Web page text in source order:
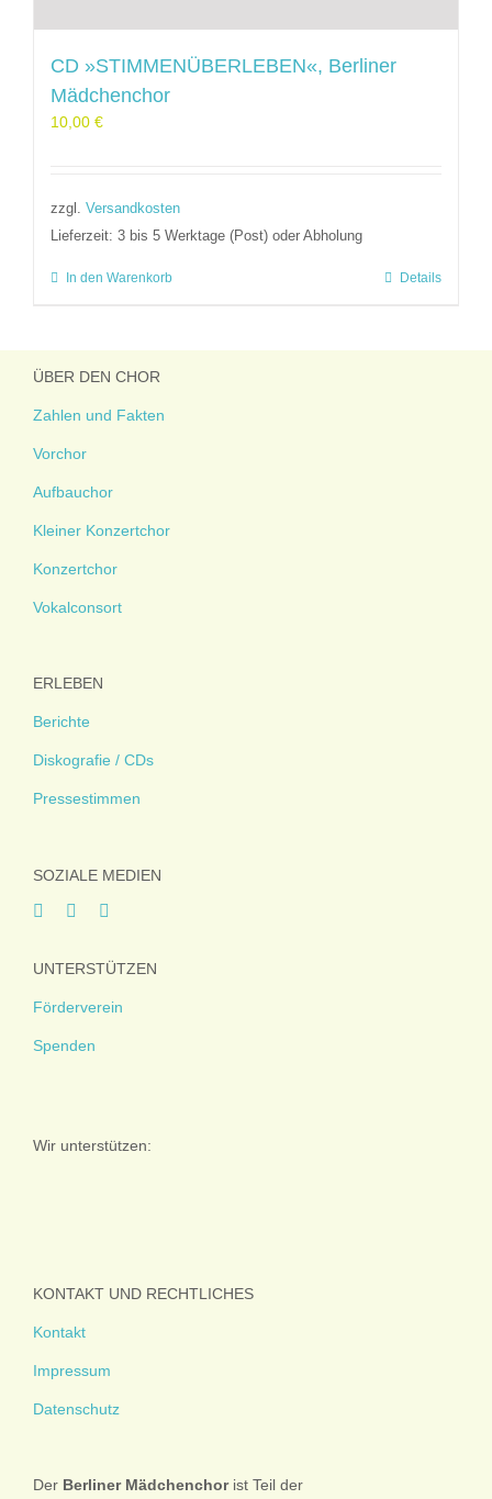
CD »STIMMENÜBERLEBEN«, Berliner
Mädchenchor
10,00 €
zzgl. Versandkosten
Lieferzeit: 3 bis 5 Werktage (Post) oder Abholung
In den Warenkorb Details
ÜBER DEN CHOR
Zahlen und Fakten
Vorchor
Aufbauchor
Kleiner Konzertchor
Konzertchor
Vokalconsort
ERLEBEN
Berichte
Diskografie / CDs
Pressestimmen
SOZIALE MEDIEN
UNTERSTÜTZEN
Förderverein
Spenden
Wir unterstützen:
KONTAKT UND RECHTLICHES
Kontakt
Impressum
Datenschutz
Der Berliner Mädchenchorist Teil der